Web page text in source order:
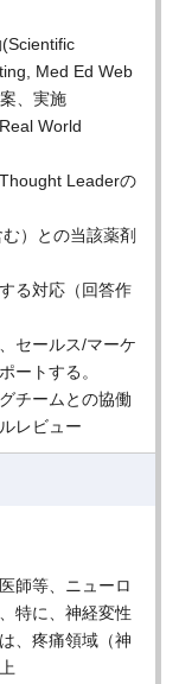
Med Ed Web
、実施
World
Leaderの
）との当該薬剤
る対応（回答作
セールス/マーケ
ートする。
チームとの協働
レビュー
師等、ニューロ
特に、神経変性
、疼痛領域（神